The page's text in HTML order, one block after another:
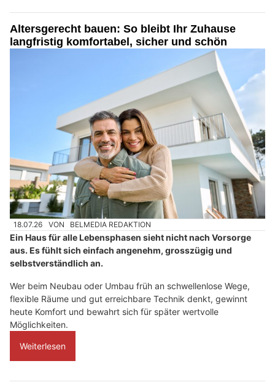
Altersgerecht bauen: So bleibt Ihr Zuhause
langfristig komfortabel, sicher und schön
18.07.26 VON BELMEDIA REDAKTION
Ein Haus für alle Lebensphasen sieht nicht nach Vorsorge
aus. Es fühlt sich einfach angenehm, grosszügig und
selbstverständlich an.
Wer beim Neubau oder Umbau früh an schwellenlose Wege,
flexible Räume und gut erreichbare Technik denkt, gewinnt
heute Komfort und bewahrt sich für später wertvolle
Möglichkeiten.
Weiterlesen